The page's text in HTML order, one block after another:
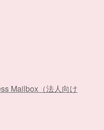
Mailbox（法人向け